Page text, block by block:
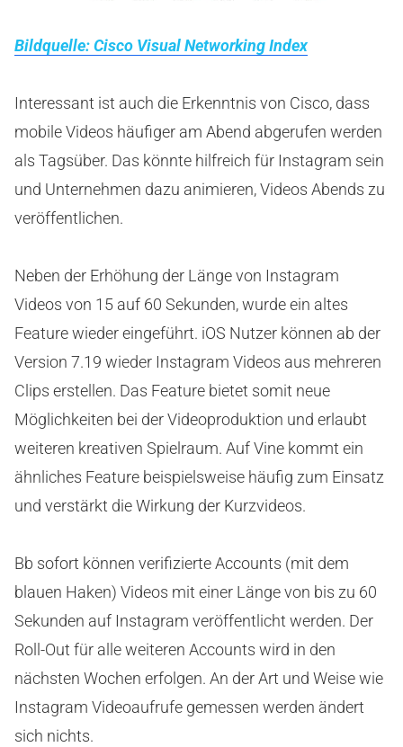
Bildquelle: Cisco Visual Networking Index
Interessant ist auch die Erkenntnis von Cisco, dass
mobile Videos häufiger am Abend abgerufen werden
als Tagsüber. Das könnte hilfreich für Instagram sein
und Unternehmen dazu animieren, Videos Abends zu
veröffentlichen.
Neben der Erhöhung der Länge von Instagram
Videos von 15 auf 60 Sekunden, wurde ein altes
Feature wieder eingeführt. iOS Nutzer können ab der
Version 7.19 wieder Instagram Videos aus mehreren
Clips erstellen. Das Feature bietet somit neue
Möglichkeiten bei der Videoproduktion und erlaubt
weiteren kreativen Spielraum. Auf Vine kommt ein
ähnliches Feature beispielsweise häufig zum Einsatz
und verstärkt die Wirkung der Kurzvideos.
Bb sofort können verifizierte Accounts (mit dem
blauen Haken) Videos mit einer Länge von bis zu 60
Sekunden auf Instagram veröffentlicht werden. Der
Roll-Out für alle weiteren Accounts wird in den
nächsten Wochen erfolgen. An der Art und Weise wie
Instagram Videoaufrufe gemessen werden ändert
sich nichts.